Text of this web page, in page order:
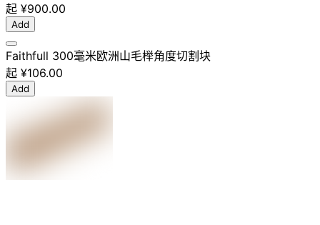
起 ¥900.00
Add
Faithfull 300毫米欧洲山毛榉角度切割块
起 ¥106.00
Add